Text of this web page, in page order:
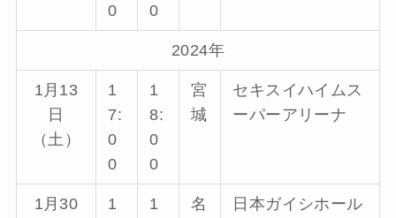
0
0
2024年
1月13
日
（土）
1
7:
0
0
1
8:
0
0
宮
城
セキスイハイムス
ーパーアリーナ
1月30
1
1
名
日本ガイシホール